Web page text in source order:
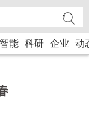
智能 科研 企业 动